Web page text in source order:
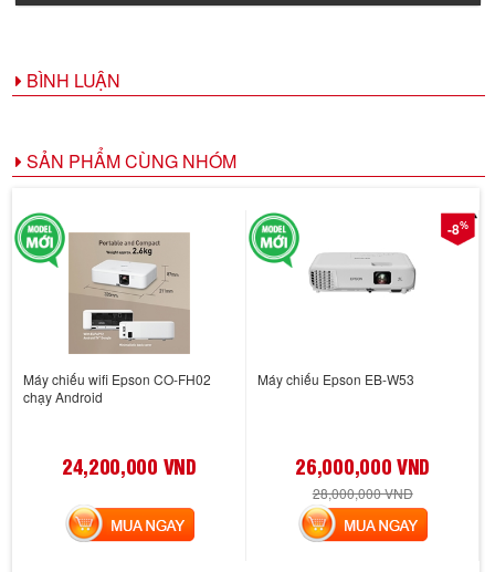
BÌNH LUẬN
SẢN PHẨM CÙNG NHÓM
Máy chiếu wifi Epson CO-FH02
chạy Android
24,200,000 VND
MUA NGAY
-8%
Máy chiếu Epson EB-W53
26,000,000 VND
28,000,000 VND
MUA NGAY